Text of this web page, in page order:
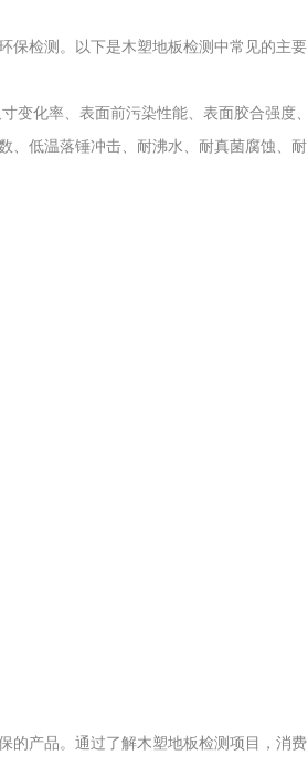
保检测。以下是木塑地板检测中常见的主要
变化率、表面前污染性能、表面胶合强度、
、低温落锤冲击、耐沸水、耐真菌腐蚀、耐
的产品。通过了解木塑地板检测项目，消费